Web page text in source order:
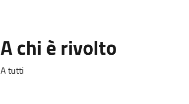
A chi è rivolto
A tutti